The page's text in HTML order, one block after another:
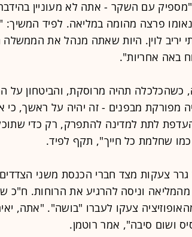
"מספיק עם השקר - אתה לא מעוניין
פרצה מהומה במליאה. לפיד המשיך:
יריב לוין. היות שאתה מנהל את
באה אחריות".
כשהכלכלה תהיה מרוסקת, והביטחון על
מפורקת מבפנים - זה יהיה על ראשך,
לתת למדינה להתפרק, רק כדי
כמו שחלמת כל חייך", תקף לפיד.
גרר צעקות מצד חברי הכנסת משני
מהמליאה וניסה להרגיע את הרוחות. ח"כ
ושום סיבה", אמר רוטמן.